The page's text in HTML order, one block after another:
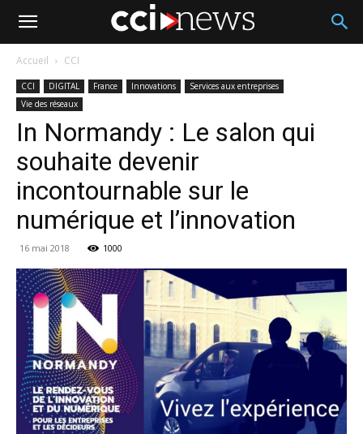
Accueil CCI
CCI DIGITAL France Innovations
Services aux entreprises
Vie des réseaux
In Normandy : Le salon qui
souhaite devenir
incontournable sur le
numérique et l’innovation
16 mai 2018 1000